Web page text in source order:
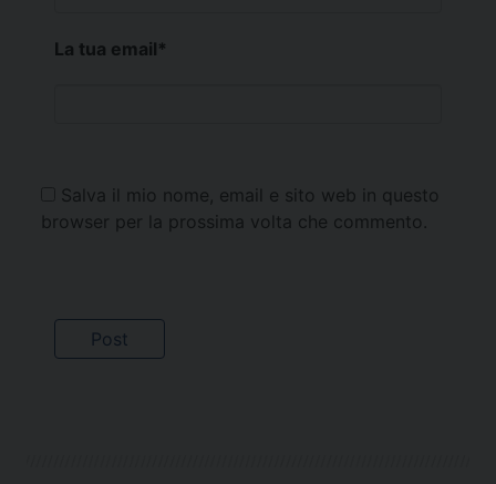
La tua email*
Salva il mio nome, email e sito web in questo
browser per la prossima volta che commento.